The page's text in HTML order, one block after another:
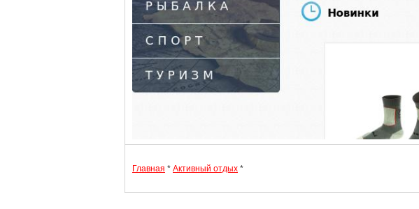
Главная * Активный отдых *